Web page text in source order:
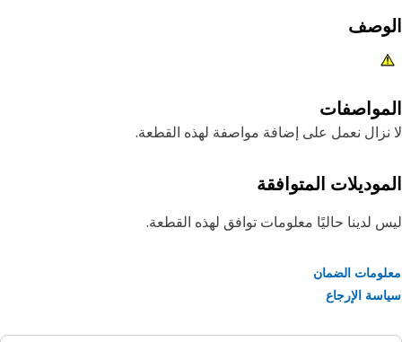
نعمل على إضافة مواصفة لهذه القطعة.
المتوافقة
لدينا حاليًا معلومات توافق لهذه القطعة.
الضمان
الإرجاع